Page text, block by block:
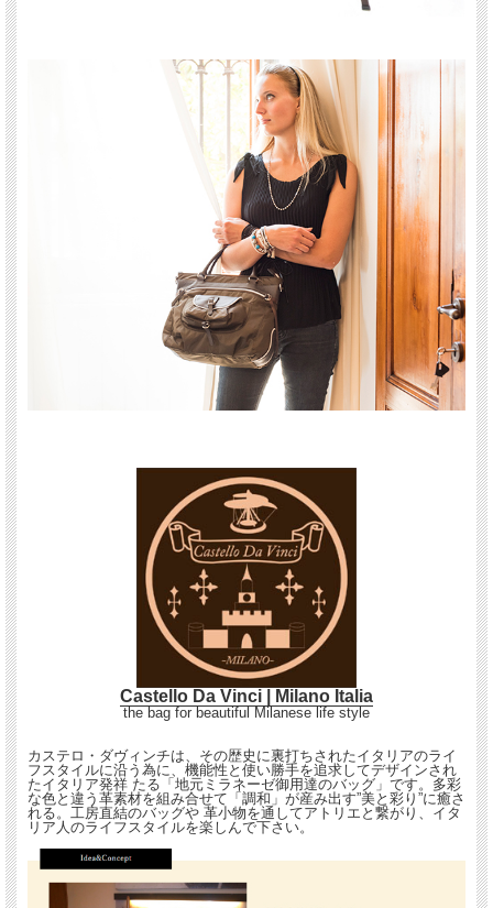
Castello Da Vinci | Milano Italia
the bag for beautiful Milanese life style
カステロ・ダヴィンチは、その歴史に裏打ちされたイタリアのライ
フスタイルに沿う為に、機能性と使い勝手を追求してデザインされ
たイタリア発祥 たる「地元ミラネーゼ御用達のバッグ」です。多彩
な色と違う革素材を組み合せて「調和」が産み出す”美と彩り”に癒さ
れる。工房直結のバッグや 革小物を通してアトリエと繋がり、イタ
リア人のライフスタイルを楽しんで下さい。